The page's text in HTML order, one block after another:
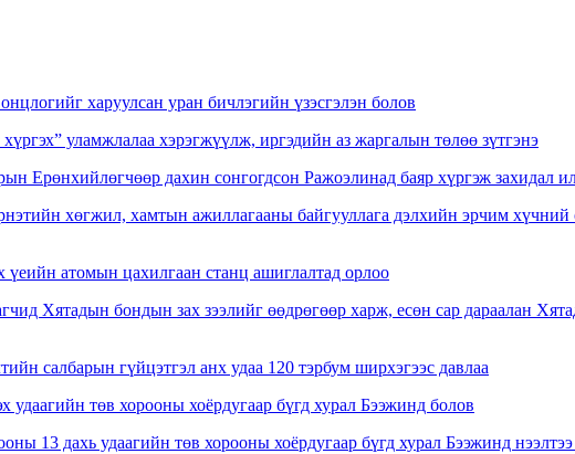
харуулсан уран бичлэгийн үзэсгэлэн болов
уламжлалаа хэрэгжүүлж, иргэдийн аз жаргалын төлөө зүтгэнэ
Ерөнхийлөгчөөр дахин сонгогдсон Ражоэлинад баяр хүргэж захидал
хөгжил, хамтын ажиллагааны байгууллага дэлхийн эрчим хүчний
атомын цахилгаан станц ашиглалтад орлоо
Хятадын бондын зах зээлийг өөдрөгөөр харж, есөн сар дараалан
салбарын гүйцэтгэл анх удаа 120 тэрбум ширхэгээс давлаа
удаагийн төв хорооны хоёрдугаар бүгд хурал Бээжинд болов
13 дахь удаагийн төв хорооны хоёрдугаар бүгд хурал Бээжинд